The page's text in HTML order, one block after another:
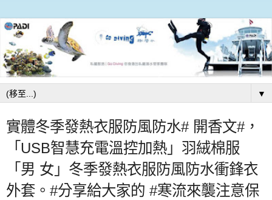
▼
實體冬季發熱衣服防風防水# 開香文#，
「USB智慧充電溫控加熱」羽絨棉服
「男 女」冬季發熱衣服防風防水衝鋒衣
外套。#分享給大家的 #寒流來襲注意保